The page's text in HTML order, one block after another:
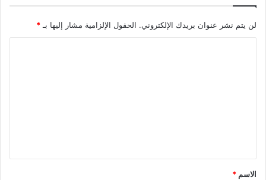
لن يتم نشر عنوان بريدك الإلكتروني. الحقول الإلزامية مشار إليها بـ*
*
الاسم *